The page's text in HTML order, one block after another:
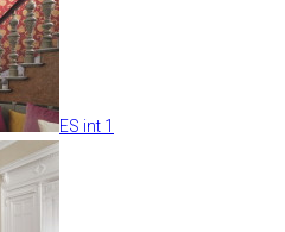
ES int 1